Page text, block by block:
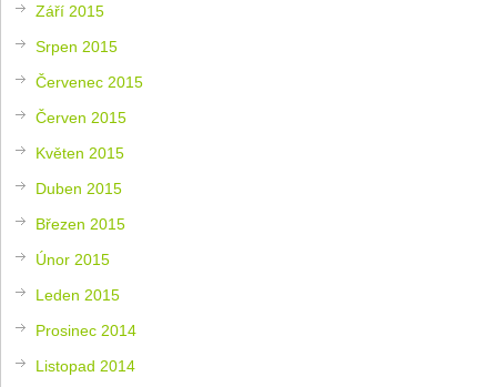
Září 2015
Srpen 2015
Červenec 2015
Červen 2015
Květen 2015
Duben 2015
Březen 2015
Únor 2015
Leden 2015
Prosinec 2014
Listopad 2014